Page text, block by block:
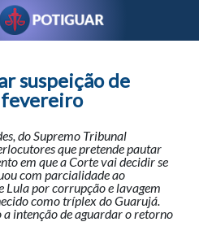
suspeição de
fevereiro
do Supremo Tribunal
que pretende pautar
em que a Corte vai decidir se
com parcialidade ao
Lula por corrupção e lavagem
como tríplex do Guarujá.
intenção de aguardar o retorno